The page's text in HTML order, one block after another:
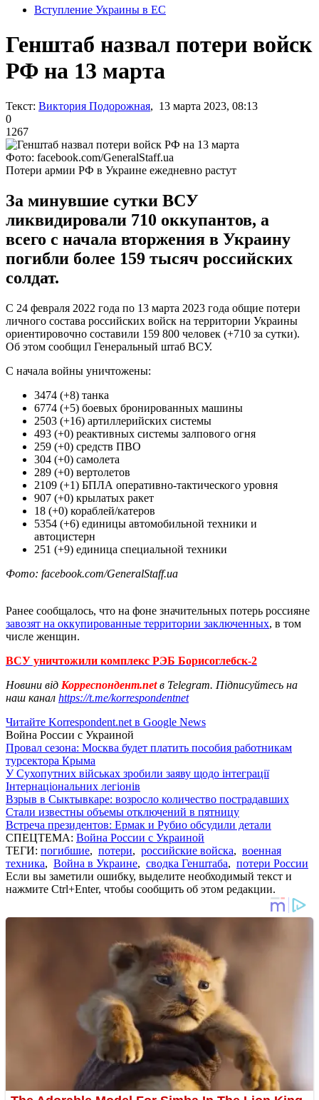
Вступление Украины в ЕС
Генштаб назвал потери войск
РФ на 13 марта
Текст: Виктория Подорожная, 13 марта 2023, 08:13
0
1267
Фото: facebook.com/GeneralStaff.ua
Потери армии РФ в Украине ежедневно растут
За минувшие сутки ВСУ
ликвидировали 710 оккупантов, а
всего с начала вторжения в Украину
погибли более 159 тысяч российских
солдат.
С 24 февраля 2022 года по 13 марта 2023 года общие потери
личного состава российских войск на территории Украины
ориентировочно составили 159 800 человек (+710 за сутки).
Об этом сообщил Генеральный штаб ВСУ.
С начала войны уничтожены:
3474 (+8) танка
6774 (+5) боевых бронированных машины
2503 (+16) артиллерийских системы
493 (+0) реактивных системы залпового огня
259 (+0) средств ПВО
304 (+0) самолета
289 (+0) вертолетов
2109 (+1) БПЛА оперативно-тактического уровня
907 (+0) крылатых ракет
18 (+0) кораблей/катеров
5354 (+6) единицы автомобильной техники и
автоцистерн
251 (+9) единица специальной техники
Фото: facebook.com/GeneralStaff.ua
Ранее сообщалось, что на фоне значительных потерь россияне
завозят на оккупированные территории заключенных, в том
числе женщин.
ВСУ уничтожили комплекс РЭБ Борисоглебск-2
Новини від Корреспондент.netв Telegram. Підписуйтесь на
наш канал https://t.me/korrespondentnet
Читайте Korrespondent.net в Google News
Война России с Украиной
Провал сезона: Москва будет платить пособия работникам
турсектора Крыма
У Сухопутних військах зробили заяву щодо інтеграції
Інтернаціональних легіонів
Взрыв в Сыктывкаре: возросло количество пострадавших
Стали известны объемы отключений в пятницу
Встреча президентов: Ермак и Рубио обсудили детали
СПЕЦТЕМА: Война России с Украиной
ТЕГИ: погибшие, потери, российские войска, военная
техника, Война в Украине, сводка Генштаба, потери России
Если вы заметили ошибку, выделите необходимый текст и
нажмите Ctrl+Enter, чтобы сообщить об этом редакции.